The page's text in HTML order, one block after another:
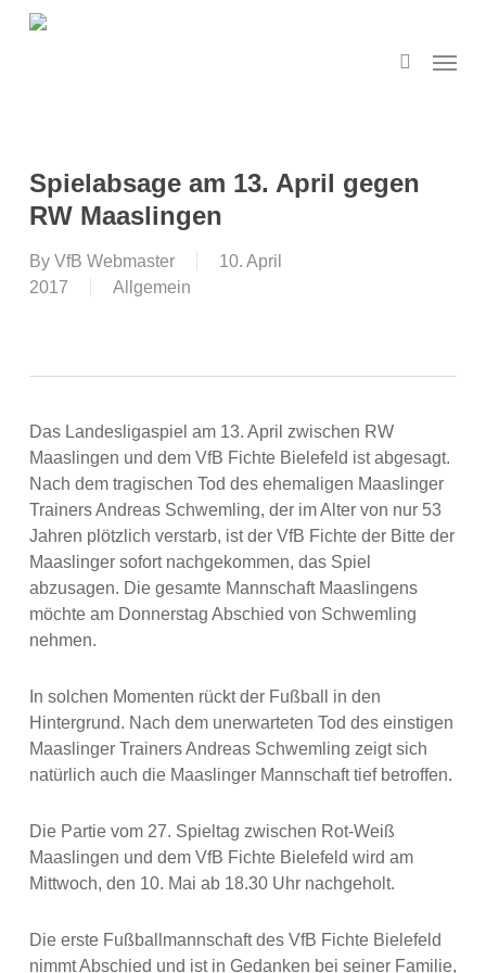
Skip
Menu
Spielabsage am 13. April gegen
RW Maaslingen
By VfB Webmaster
10. April
2017
Allgemein
Das Landesligaspiel am 13. April zwischen RW
Maaslingen und dem VfB Fichte Bielefeld ist abgesagt.
Nach dem tragischen Tod des ehemaligen Maaslinger
Trainers Andreas Schwemling, der im Alter von nur 53
Jahren plötzlich verstarb, ist der VfB Fichte der Bitte der
Maaslinger sofort nachgekommen, das Spiel
abzusagen. Die gesamte Mannschaft Maaslingens
möchte am Donnerstag Abschied von Schwemling
nehmen.
In solchen Momenten rückt der Fußball in den
Hintergrund. Nach dem unerwarteten Tod des einstigen
Maaslinger Trainers Andreas Schwemling zeigt sich
natürlich auch die Maaslinger Mannschaft tief betroffen.
Die Partie vom 27. Spieltag zwischen Rot-Weiß
Maaslingen und dem VfB Fichte Bielefeld wird am
Mittwoch, den 10. Mai ab 18.30 Uhr nachgeholt.
Die erste Fußballmannschaft des VfB Fichte Bielefeld
nimmt Abschied und ist in Gedanken bei seiner Familie,